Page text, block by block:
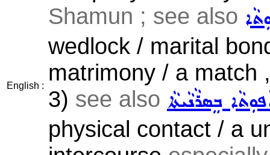
English :
Shamun ; see also
wedlock / marital
matrimony / a match
3) see also ܒܸܣܪܵܢܵܝܬܵܐ
physical contact / a